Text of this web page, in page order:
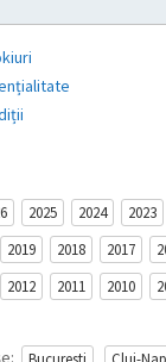
2025 2024 2023
2019 2018 2017
2012 2011 2010